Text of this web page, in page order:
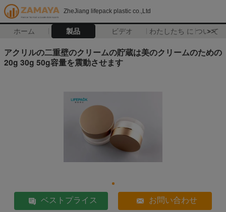
ZheJiang lifepack plastic co.,Ltd
ホーム 製品 ビデオ わたしたち に つい て
>>
アクリルの二重壁のクリームの貯蔵は美のクリームのための
20g 30g 50g容量を震動させます
ベストプライス お問い合わせ